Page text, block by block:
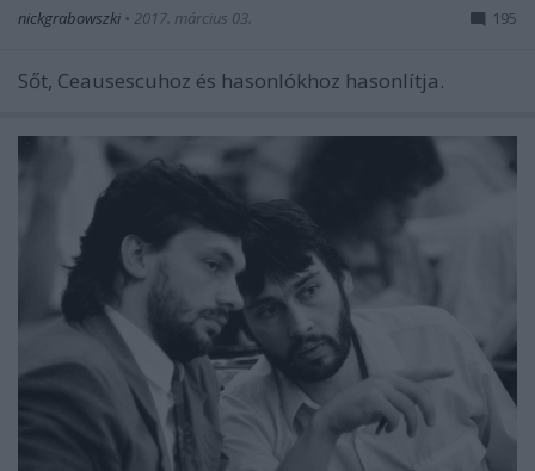
nickgrabowszki • 2017. március 03. 195
Sőt, Ceausescuhoz és hasonlókhoz hasonlítja.